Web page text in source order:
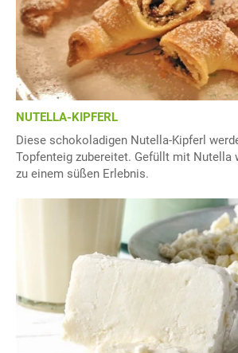
NUTELLA-KIPFERL
Diese schokoladigen Nutella-Kipferl
Topfenteig zubereitet. Gefüllt mit Nutella
zu einem süßen Erlebnis.